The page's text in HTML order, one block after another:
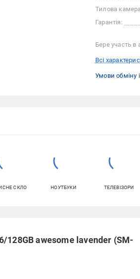
Тилова
Гарантія:
Бере участь в
Всі
Умови обміну
СКЛО НОУТБУКИ ТЕЛЕВІЗОРИ
128GB awesome lavender (SM-